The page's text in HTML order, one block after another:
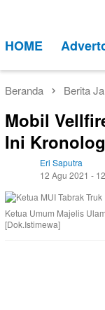
kontenMobile
HOME
Beranda Berita
Mobil
Ini
Eri Saputra
12 Agu 2021 -
Ketua Umum Majelis
[Dok.Istimewa]